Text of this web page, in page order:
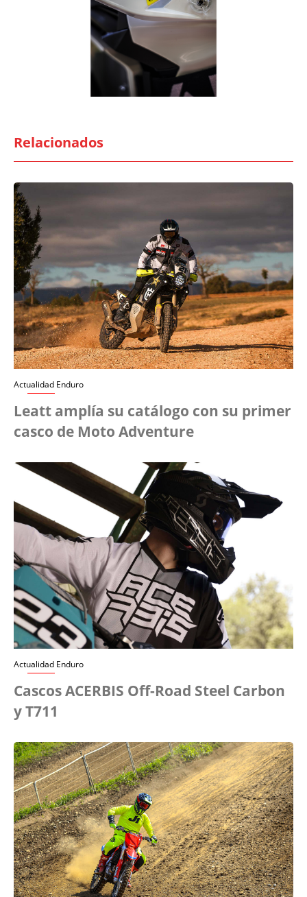
Relacionados
Actualidad Enduro
Leatt amplía su catálogo con su primer
casco de Moto Adventure
Actualidad Enduro
Cascos ACERBIS Off-Road Steel Carbon
y T711